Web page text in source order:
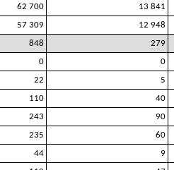
62 700 13 841
57 309 12 948
848 279
0 0
22 5
110 40
243 90
235 60
44 9